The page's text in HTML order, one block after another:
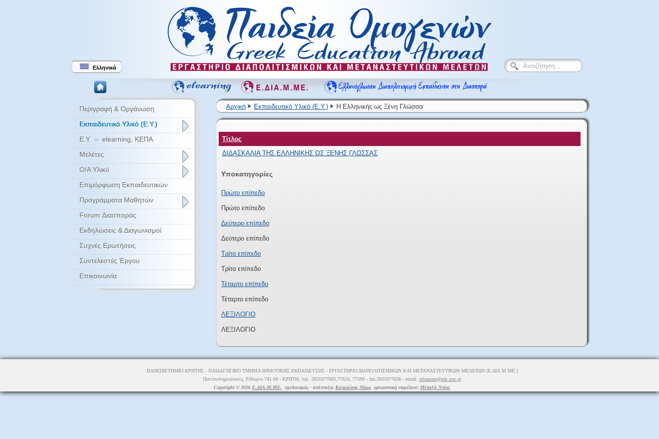
Ελληνικά
Περιγραφή & Οργάνωση
Εκπαιδευτικό Υλικό (Ε.Υ.)
Ε.Υ. ⇔ elearning, ΚΕΠΑ
Μελέτες
Ο/Α Υλικό
Επιμόρφωση Εκπαιδευτικών
Προγράμματα Μαθητών
Forum Διασποράς
Εκδηλώσεις & Διαγωνισμοί
Συχνές Ερωτήσεις
Συντελεστές Έργου
Επικοινωνία
Αρχική Εκπαιδευτικό Υλικό (Ε.Υ.) Η Ελληνικής ως Ξένη Γλώσσα
Τίτλος
ΔΙΔΑΣΚΑΛΙΑ ΤΗΣ ΕΛΛΗΝΙΚΗΣ ΩΣ ΞΕΝΗΣ ΓΛΩΣΣΑΣ
Υποκατηγορίες
Πρώτο επίπεδο
Πρώτο επίπεδο
Δεύτερο επίπεδο
Δεύτερο επίπεδο
Τρίτο επίπεδο
Τρίτο επίπεδο
Τέταρτο επίπεδο
Τέταρτο επίπεδο
ΛΕΞΙΛΟΓΙΟ
ΛΕΞΙΛΟΓΙΟ
ΠΑΝΕΠΙΣΤΗΜΙΟ ΚΡΗΤΗΣ - ΠΑΙΔΑΓΩΓΙΚΌ ΤΜΗΜΑ ΔΗΜΟΤΙΚΗΣ ΕΚΠΑΙΔΕΥΣΗΣ - ΕΡΓΑΣΤΗΡΙΟ ΔΙΑΠΟΛΙΤΙΣΜΙΚΩΝ ΚΑΙ ΜΕΤΑΝΑΣΤΕΥΤΙΚΩΝ ΜΕΛΕΤΩΝ (Ε.ΔΙΑ.Μ.ΜΕ.)
Πανεπιστημιούπολη, Ρέθυμνο 741 00 - ΚΡΗΤΗ, τηλ. 2831077605,77624, 77599 - fax:2831077636 - email: ediamme@edc.uoc.gr
Copyright © 2026 Ε.ΔΙΑ.Μ.ΜΕ. σχεδιασμός - ανάπτυξη: Καπελώνης Νίκοςγραφιστική επιμέλεια: Μεταξά Ντίνα